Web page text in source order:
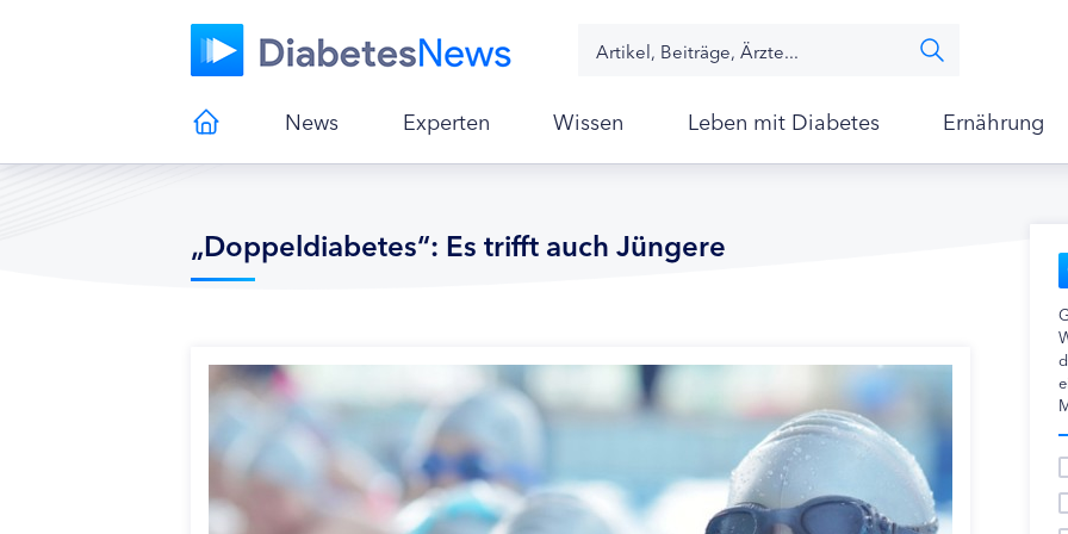
News Experten Wissen Leben mit Diabetes Ernährung
„Doppeldiabetes“: Es trifft auch Jüngere